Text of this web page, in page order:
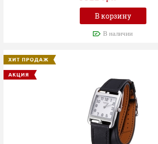
В корзину
В наличии